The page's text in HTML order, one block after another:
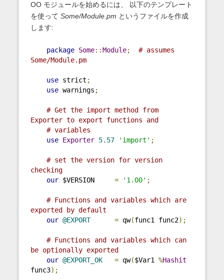
OO モジュールを始めるには、 以下のテンプレート
を使って Some/Module.pm というファイルを作成
します:
package Some::Module;
# assumes
Some/Module.pm
use strict ;
use warnings ;
# Get the import method from
Exporter to export functions and
# variables
use Exporter 5.57 'import' ;
# set the version for version
checking
our $VERSION = '1.00' ;
# Functions and variables which are
exported by default
our @EXPORT = qw(func1 func2);
# Functions and variables which can
be optionally exported
our @EXPORT_OK = qw($Var1 %Hashit
func3);